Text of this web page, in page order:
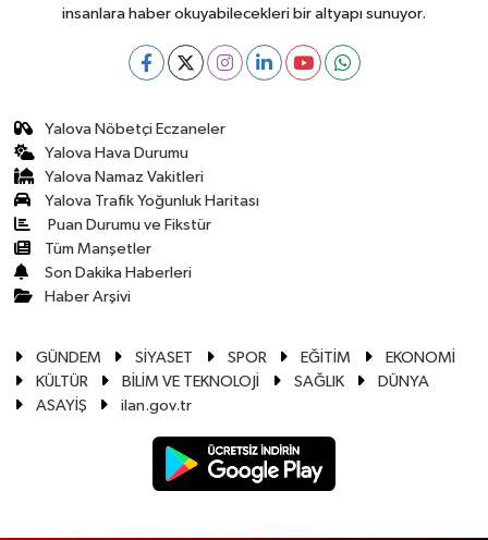
insanlara haber okuyabilecekleri bir altyapı sunuyor.
Yalova Nöbetçi Eczaneler
Yalova Hava Durumu
Yalova Namaz Vakitleri
Yalova Trafik Yoğunluk Haritası
Puan Durumu ve Fikstür
Tüm Manşetler
Son Dakika Haberleri
Haber Arşivi
GÜNDEM SİYASET SPOR EĞİTİM
EKONOMİ
KÜLTÜR
BİLİM VE TEKNOLOJİ SAĞLIK
DÜNYA
ASAYİŞ
ilan.gov.tr